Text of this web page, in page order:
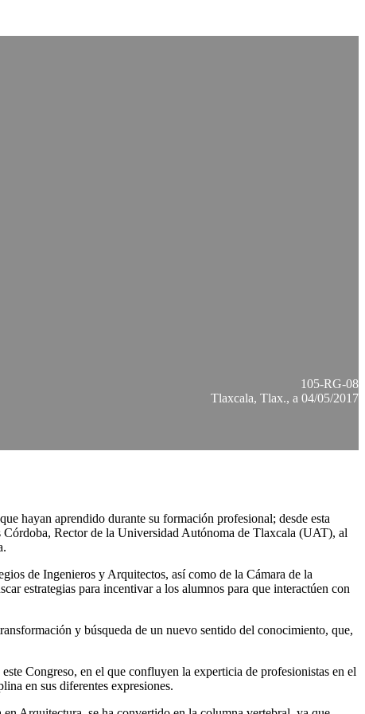
105-RG-08
Tlaxcala, Tlax., a 04/05/2017
hayan aprendido durante su formación profesional; desde esta
Córdoba, Rector de la Universidad Autónoma de Tlaxcala (UAT), al
de Ingenieros y Arquitectos, así como de la Cámara de la
estrategias para incentivar a los alumnos para que interactúen con
y búsqueda de un nuevo sentido del conocimiento, que,
Congreso, en el que confluyen la experticia de profesionistas en el
en sus diferentes expresiones.